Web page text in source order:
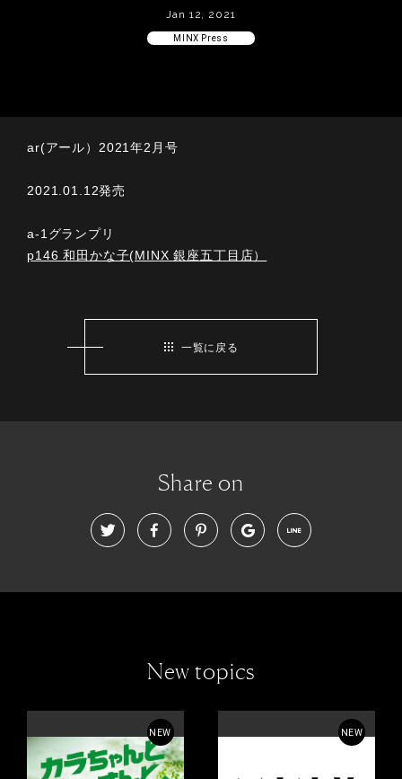
Jan 12, 2021
MINX Press
ar(アール）2021年2月号
2021.01.12発売
a-1グランプリ
p146 和田かな子(MINX 銀座五丁目店）
一覧に戻る
Share on
New topics
NEW NEW